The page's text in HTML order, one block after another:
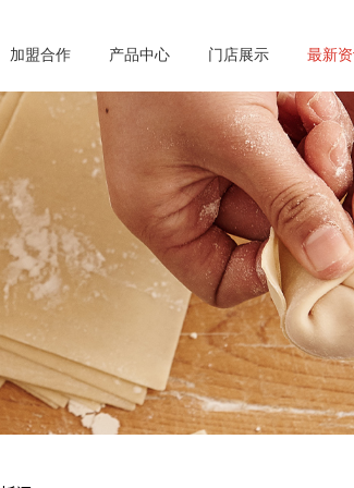
加盟合作 产品中心 门店展示 最新